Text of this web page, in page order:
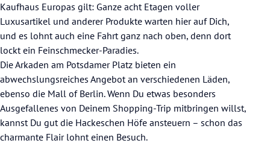
Kaufhaus Europas gilt: Ganze acht Etagen voller
Luxusartikel und anderer Produkte warten hier auf Dich,
und es lohnt auch eine Fahrt ganz nach oben, denn dort
lockt ein Feinschmecker-Paradies.
Die Arkaden am Potsdamer Platz bieten ein
abwechslungsreiches Angebot an verschiedenen Läden,
ebenso die Mall of Berlin. Wenn Du etwas besonders
Ausgefallenes von Deinem Shopping-Trip mitbringen willst,
kannst Du gut die Hackeschen Höfe ansteuern – schon das
charmante Flair lohnt einen Besuch.